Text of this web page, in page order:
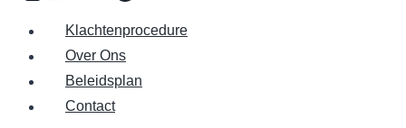
Klachtenprocedure
Over Ons
Beleidsplan
Contact